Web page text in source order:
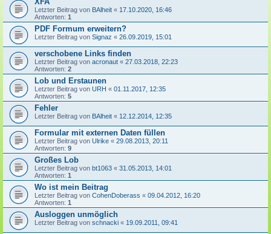
Letzter Beitrag von BAlheit « 17.10.2020, 16:46
Antworten: 1
PDF Formum erweitern?
Letzter Beitrag von Signaz « 26.09.2019, 15:01
verschobene Links finden
Letzter Beitrag von acronaut « 27.03.2018, 22:23
Antworten: 2
Lob und Erstaunen
Letzter Beitrag von URH « 01.11.2017, 12:35
Antworten: 5
Fehler
Letzter Beitrag von BAlheit « 12.12.2014, 12:35
Formular mit externen Daten füllen
Letzter Beitrag von Ulrike « 29.08.2013, 20:11
Antworten: 9
Großes Lob
Letzter Beitrag von bt1063 « 31.05.2013, 14:01
Antworten: 1
Wo ist mein Beitrag
Letzter Beitrag von CohenDoberass « 09.04.2012, 16:20
Antworten: 1
Ausloggen unmöglich
Letzter Beitrag von schnacki « 19.09.2011, 09:41